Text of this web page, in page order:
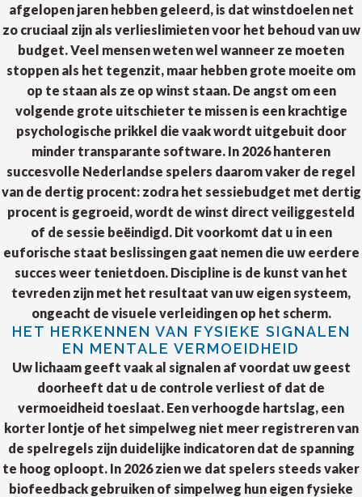
afgelopen jaren hebben geleerd, is dat winstdoelen net
zo cruciaal zijn als verlieslimieten voor het behoud van uw
budget. Veel mensen weten wel wanneer ze moeten
stoppen als het tegenzit, maar hebben grote moeite om
op te staan als ze op winst staan. De angst om een
volgende grote uitschieter te missen is een krachtige
psychologische prikkel die vaak wordt uitgebuit door
minder transparante software. In 2026 hanteren
succesvolle Nederlandse spelers daarom vaker de regel
van de dertig procent: zodra het sessiebudget met dertig
procent is gegroeid, wordt de winst direct veiliggesteld
of de sessie beëindigd. Dit voorkomt dat u in een
euforische staat beslissingen gaat nemen die uw eerdere
succes weer tenietdoen. Discipline is de kunst van het
tevreden zijn met het resultaat van uw eigen systeem,
ongeacht de visuele verleidingen op het scherm.
HET HERKENNEN VAN FYSIEKE SIGNALEN
EN MENTALE VERMOEIDHEID
Uw lichaam geeft vaak al signalen af voordat uw geest
doorheeft dat u de controle verliest of dat de
vermoeidheid toeslaat. Een verhoogde hartslag, een
korter lontje of het simpelweg niet meer registreren van
de spelregels zijn duidelijke indicatoren dat de spanning
te hoog oploopt. In 2026 zien we dat spelers steeds vaker
biofeedback gebruiken of simpelweg hun eigen fysieke